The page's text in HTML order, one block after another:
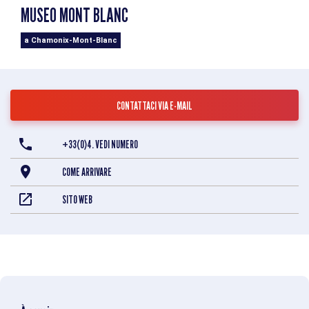
MUSEO MONT BLANC
a Chamonix-Mont-Blanc
CONTATTACI VIA E-MAIL
+33(0)4. VEDI NUMERO
COME ARRIVARE
SITO WEB